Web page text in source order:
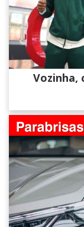
Vozinha,